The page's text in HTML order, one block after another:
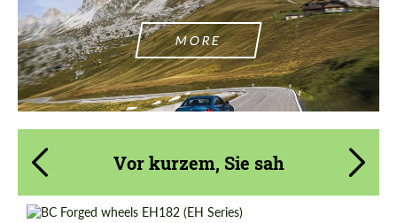
MORE
Vor kurzem, Sie sah